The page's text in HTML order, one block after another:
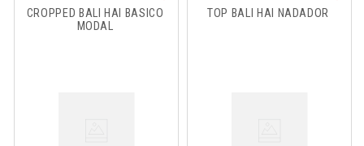
CROPPED BALI HAI BASICO
MODAL
TOP BALI HAI NADADOR